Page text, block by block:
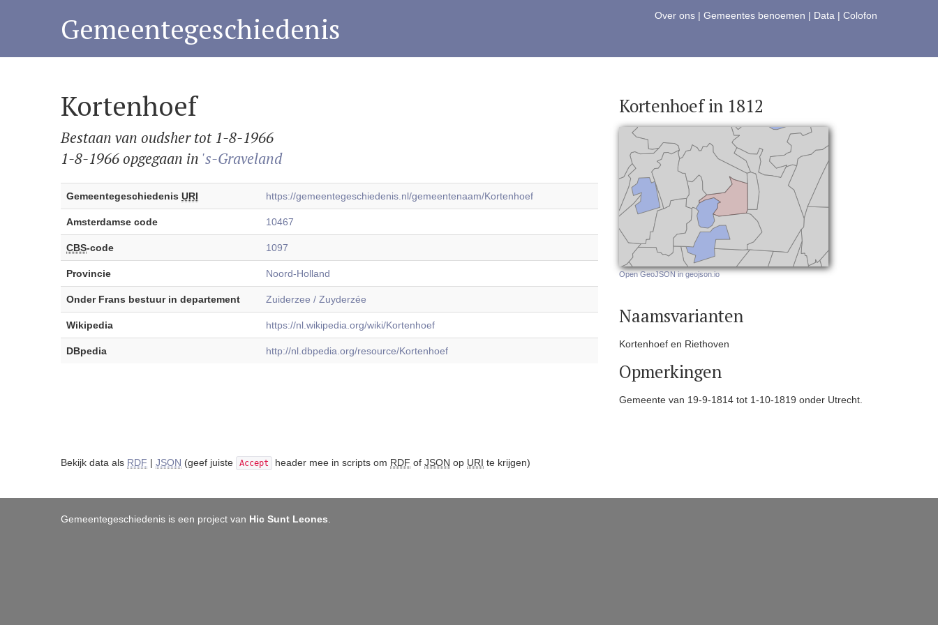
Over ons | Gemeentes benoemen | Data | Colofon
Gemeentegeschiedenis
Kortenhoef
Bestaan van oudsher tot 1-8-1966
1-8-1966 opgegaan in 's-Graveland
Gemeentegeschiedenis URI https://gemeentegeschiedenis.nl/gemeentenaam/Kortenhoef
Amsterdamse code 10467
CBS-code 1097
Provincie Noord-Holland
Onder Frans bestuur in departement Zuiderzee / Zuyderzée
Wikipedia https://nl.wikipedia.org/wiki/Kortenhoef
DBpedia http://nl.dbpedia.org/resource/Kortenhoef
Kortenhoef in 1812
Open GeoJSON in geojson.io
Naamsvarianten
Kortenhoef en Riethoven
Opmerkingen
Gemeente van 19-9-1814 tot 1-10-1819 onder Utrecht.
Bekijk data als RDF | JSON (geef juiste Accept header mee in scripts om RDF of JSON op URI te krijgen)
Gemeentegeschiedenis is een project van Hic Sunt Leones